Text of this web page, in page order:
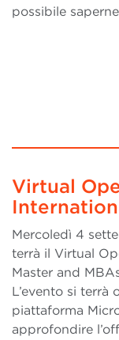
possibile
Virtual
Mercoledì 4
terrà il Virtual
Master and
L’evento si terrà
piattaforma
approfondire